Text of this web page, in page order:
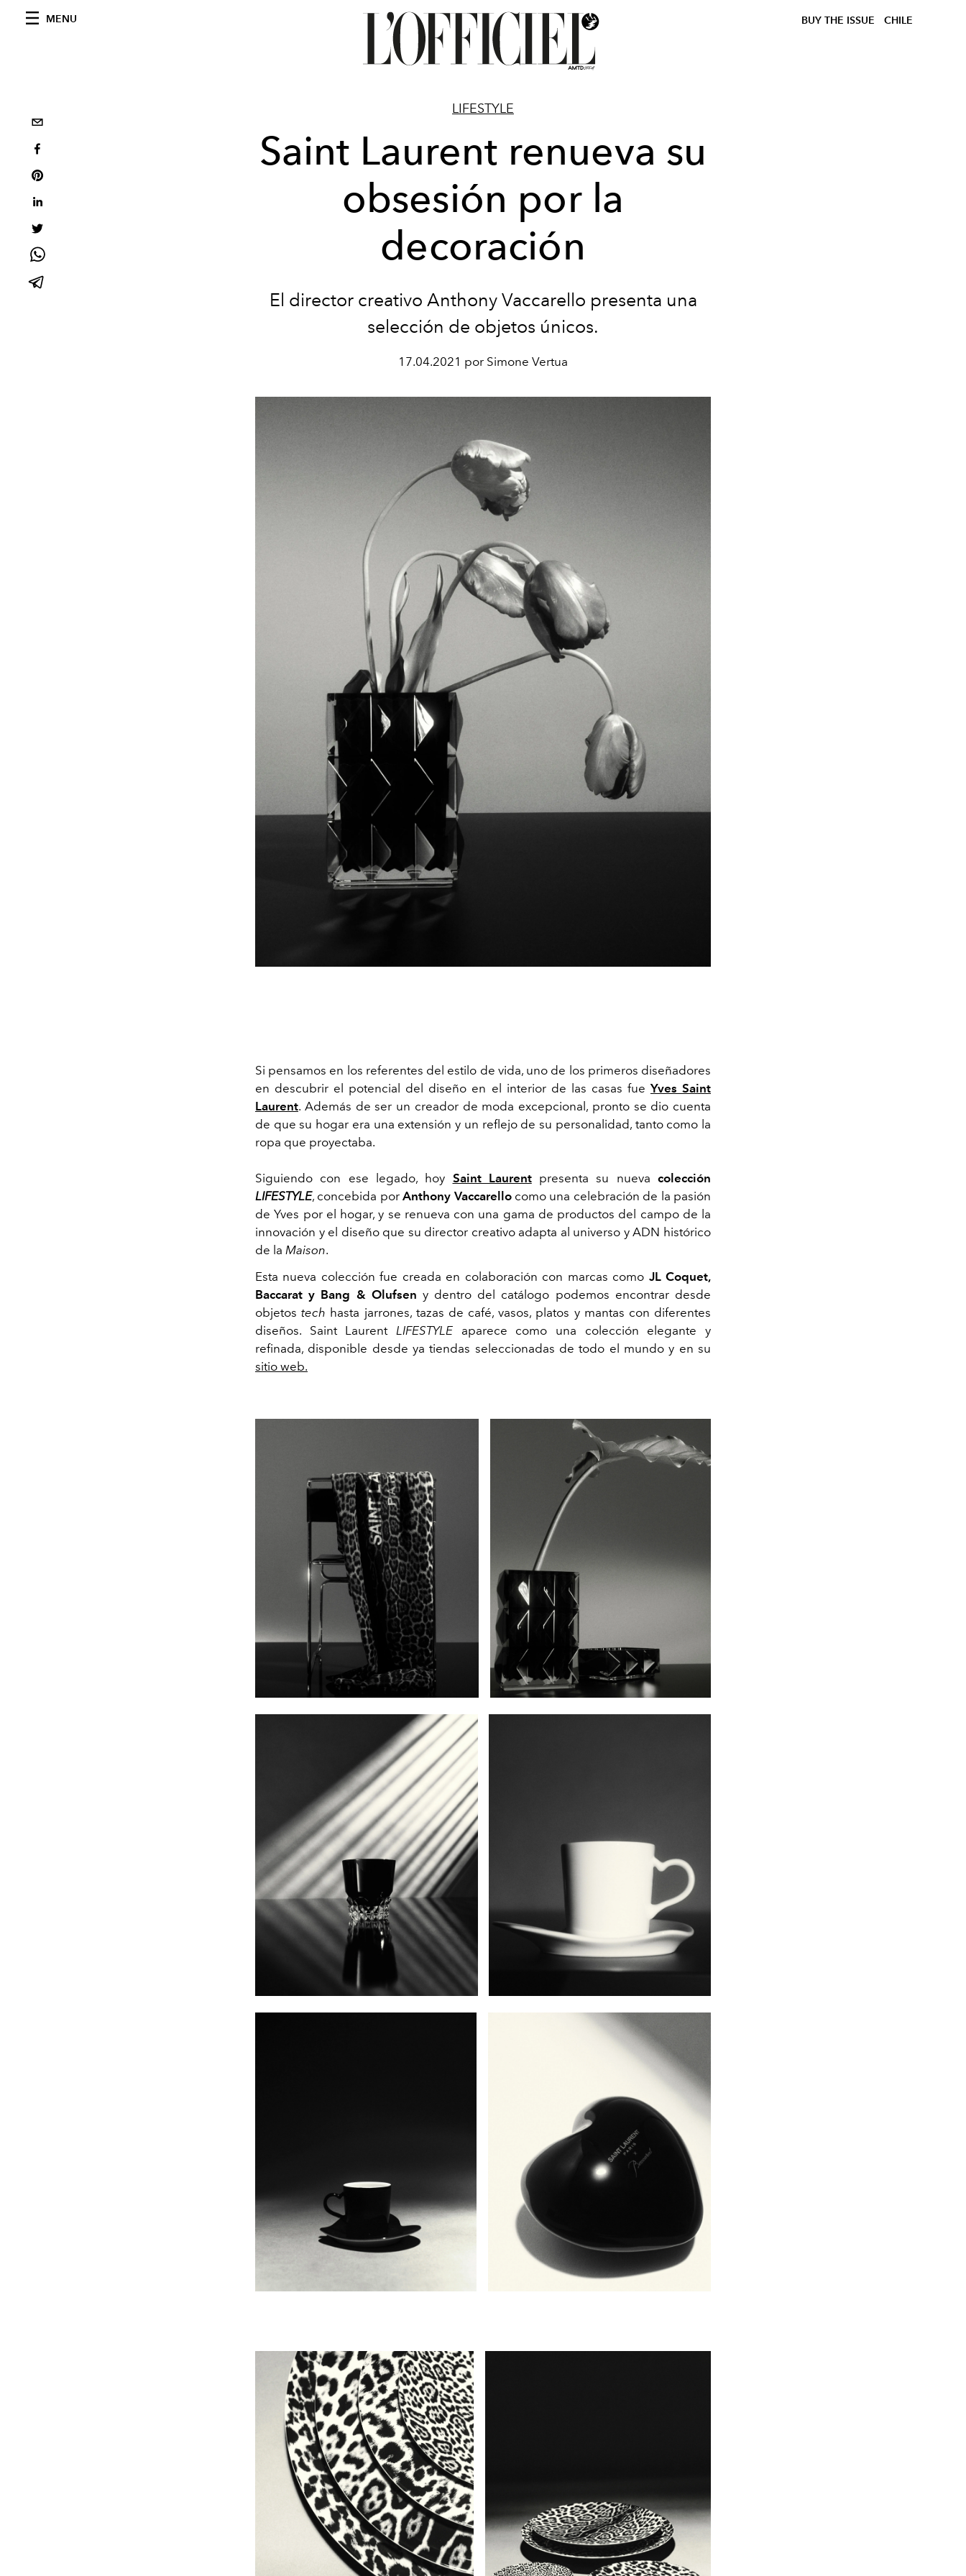
MENU BUY THE ISSUE CHILE
LIFESTYLE
Saint Laurent renueva su
obsesión por la
decoración
El director creativo Anthony Vaccarello presenta una
selección de objetos únicos.
17.04.2021 por Simone Vertua
Si pensamos en los referentes del estilo de vida, uno de los primeros diseñadores
en descubrir el potencial del diseño en el interior de las casas fue Yves Saint
Laurent. Además de ser un creador de moda excepcional, pronto se dio cuenta
de que su hogar era una extensión y un reflejo de su personalidad, tanto como la
ropa que proyectaba.
Siguiendo con ese legado, hoy Saint Laurentpresenta su nuevacolección
LIFESTYLE, concebida porAnthony Vaccarellocomo una celebración de la pasión
de Yves por el hogar, y se renueva con una gama de productos del campo de la
innovación y el diseño que su director creativo adapta al universo y ADN histórico
de la Maison.
Esta nueva colección fue creada en colaboración con marcas como JL Coquet,
Baccarat y Bang & Olufsen y dentro del catálogo podemos encontrar desde
objetostech hasta jarrones, tazas de café, vasos, platos y mantas con diferentes
diseños. Saint Laurent LIFESTYLE aparece como una colección elegante y
refinada, disponible desde ya tiendas seleccionadas de todo el mundo y en su
sitio web.